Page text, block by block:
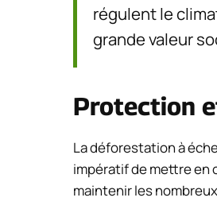
régulent le
grande valeur
Protection
La déforestation à
impératif de mettre
maintenir les